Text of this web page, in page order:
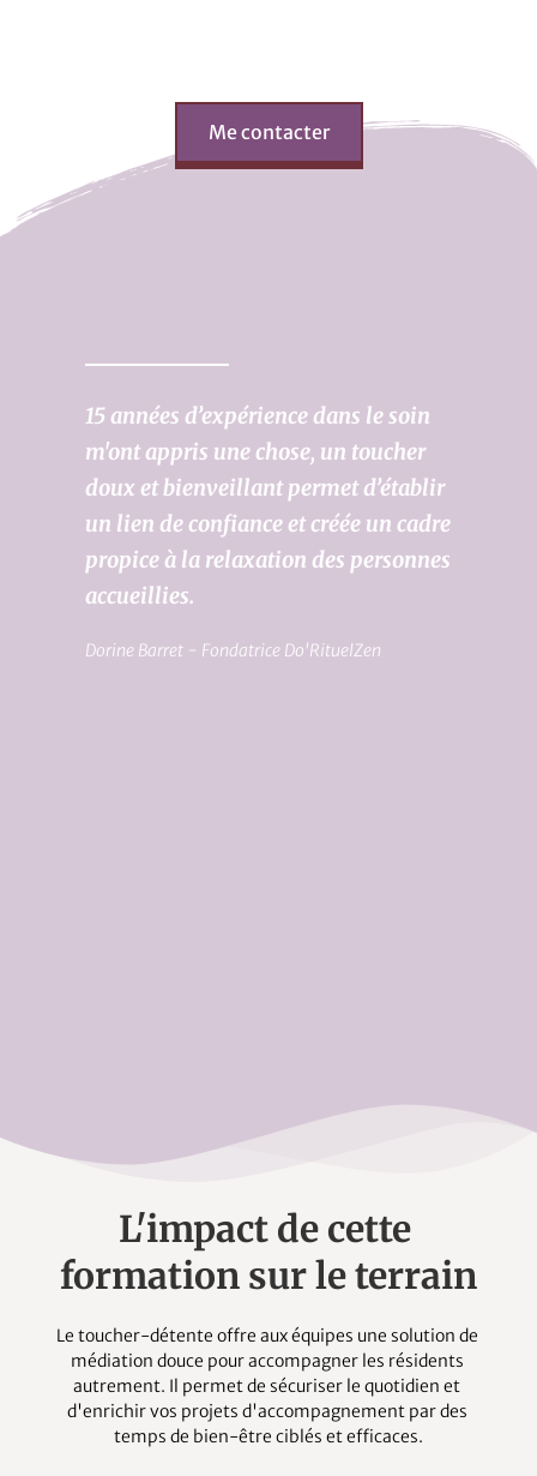
Me contacter
15 années d’expérience dans le soin
m'ont appris une chose, un toucher
doux et bienveillant permet d’établir
un lien de confiance et créée un cadre
propice à la relaxation des personnes
accueillies.
Dorine Barret - Fondatrice Do'RituelZen
L'impact de cette
formation sur le terrain
Le toucher-détente offre aux équipes une solution de
médiation douce pour accompagner les résidents
autrement. Il permet de sécuriser le quotidien et
d'enrichir vos projets d'accompagnement par des
temps de bien-être ciblés et efficaces.